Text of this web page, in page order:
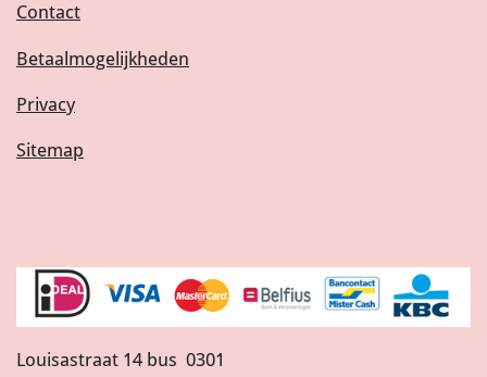
Contact
Betaalmogelijkheden
Privacy
Sitemap
Louisastraat 14 bus 0301